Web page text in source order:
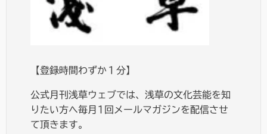
【登録時間わずか１分】
公式月刊浅草ウェブでは、浅草の文化芸能を知
りたい方へ毎月1回メールマガジンを配信させ
て頂きます。